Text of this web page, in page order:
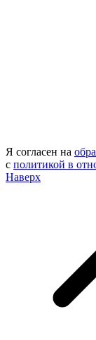
Я согласен на
с политикой в
Наверх